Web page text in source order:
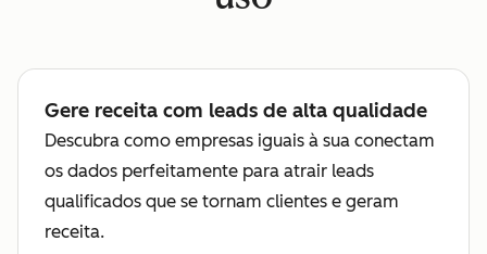
Gere receita com leads de alta qualidade
Descubra como empresas iguais à sua conectam
os dados perfeitamente para atrair leads
qualificados que se tornam clientes e geram
receita.